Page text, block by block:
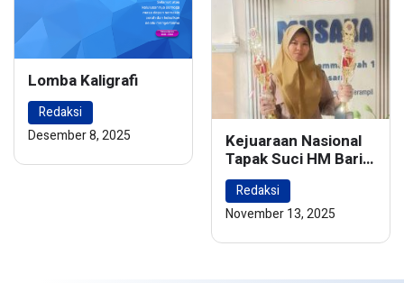
Lomba Kaligrafi
Redaksi
Desember 8, 2025
Kejuaraan Nasional
Tapak Suci HM Barie
Rsyad Championship
2024
Redaksi
November 13, 2025